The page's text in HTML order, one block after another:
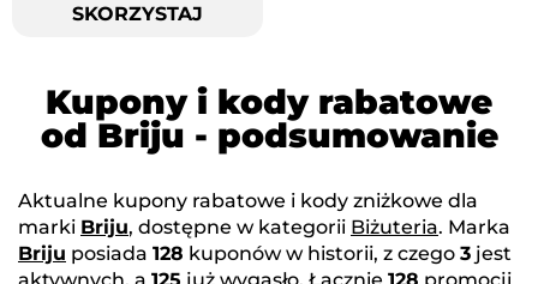
SKORZYSTAJ
Kupony i kody rabatowe
od Briju - podsumowanie
Aktualne kupony rabatowe i kody zniżkowe dla
marki Briju, dostępne w kategorii Biżuteria. Marka
Briju posiada 128 kuponów w historii, z czego 3 jest